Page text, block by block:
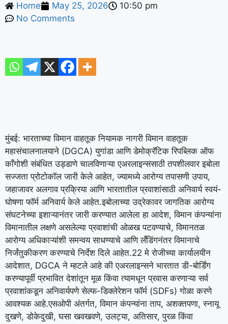
Home May 25, 2026
10:50 pm
No Comments
मुंबई: भारताच्या विमान वाहतूक नियामक नागरी विमान वाहतूक
महासंचालनालयाने (DGCA) युगांडा आणि डेमोक्रॅटिक रिपब्लिक ऑफ
काँगोशी संबंधित उड्डाणे चालविणाऱ्या एअरलाइन्ससाठी तपशीलवार इबोला
सज्जता प्रोटोकॉल जारी केले आहेत, ज्यामध्ये आरोग्य तपासणी उपाय,
जहाजावर अलगाव प्रक्रिया आणि भारतातील प्रवाशांसाठी अनिवार्य स्वयं-
घोषणा फॉर्म अनिवार्य केले आहेत.इबोलाच्या उद्रेकावर जागतिक आरोग्य
संघटनेच्या इशाऱ्यानंतर जारी करण्यात आलेला हा आदेश, विमान कंपन्यांना
विमानातील लक्षणे असलेल्या प्रवाशांची ओळख पटवण्याचे, विमानतळ
आरोग्य अधिकाऱ्यांशी समन्वय साधण्याचे आणि लँडिंगनंतर विमानाचे
निर्जंतुकीकरण करण्याचे निर्देश दिले आहेत.22 मे रोजीच्या कार्यालयीन
आदेशात, DGCA ने म्हटले आहे की एअरलाइन्सने भारतात डी-बोर्डिंग
करण्यापूर्वी प्रभावित देशांतून मूळ किंवा त्यामधून प्रवास करणाऱ्या सर्व
प्रवाशांकडून अनिवार्यपणे सेल्फ-डिक्लेरेशन फॉर्म (SDFs) गोळा करणे
आवश्यक आहे.एसओपी अंतर्गत, विमान कंपन्यांना ताप, अशक्तपणा, स्नायू
दुखणे, डोकेदुखी, घसा खवखवणे, उलट्या, अतिसार, पुरळ किंवा